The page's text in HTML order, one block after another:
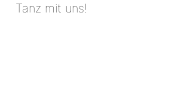
Tanz mit uns!